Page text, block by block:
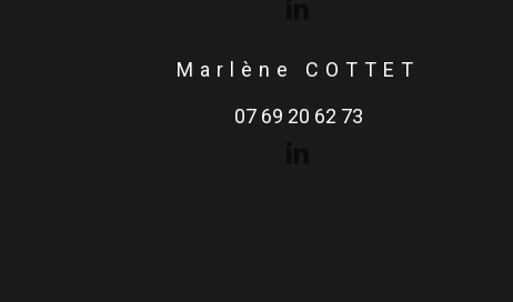
Marlène COTTET
07 69 20 62 73